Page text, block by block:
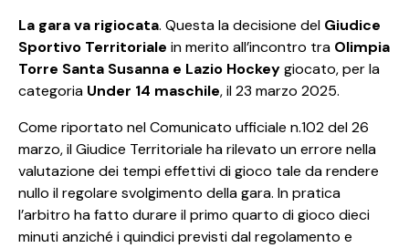
La gara va rigiocata. Questa la decisione del Giudice
Sportivo Territoriale in merito all’incontro tra Olimpia
Torre Santa Susanna e Lazio Hockeygiocato, per la
categoria Under 14 maschile, il 23 marzo 2025.
Come riportato nel Comunicato ufficiale n.102 del 26
marzo, il Giudice Territoriale ha rilevato un errore nella
valutazione dei tempi effettivi di gioco tale da rendere
nullo il regolare svolgimento della gara. In pratica
l’arbitro ha fatto durare il primo quarto di gioco dieci
minuti anziché i quindici previsti dal regolamento e